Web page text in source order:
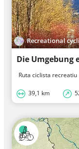
Recreational
Ruta ciclista recreatiu
39,1 km